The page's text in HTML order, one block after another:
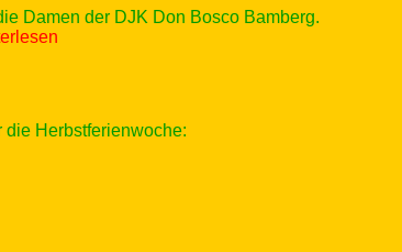
Damen der DJK Don Bosco Bamberg.
Herbstferienwoche: